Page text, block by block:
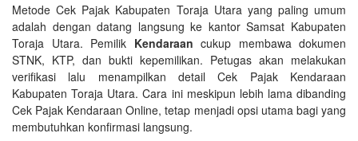
Metode Cek Pajak Kabupaten Toraja Utara yang paling umum
adalah dengan datang langsung ke kantor Samsat Kabupaten
Toraja Utara. Pemilik Kendaraan cukup membawa dokumen
STNK, KTP, dan bukti kepemilikan. Petugas akan melakukan
verifikasi lalu menampilkan detail Cek Pajak Kendaraan
Kabupaten Toraja Utara. Cara ini meskipun lebih lama dibanding
Cek Pajak Kendaraan Online, tetap menjadi opsi utama bagi yang
membutuhkan konfirmasi langsung.